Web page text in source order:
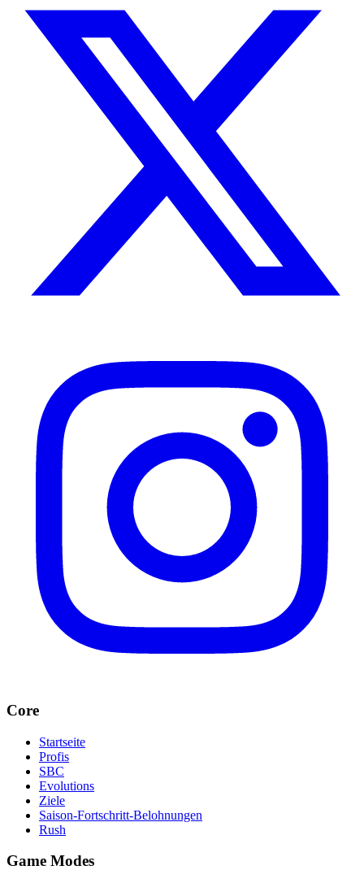
Core
Startseite
Profis
SBC
Evolutions
Ziele
Saison-Fortschritt-Belohnungen
Rush
Game Modes